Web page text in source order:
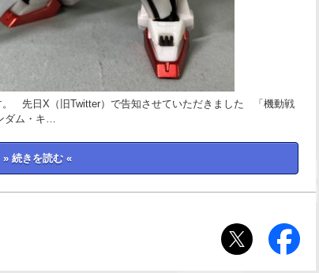
。 先日X（旧Twitter）で告知させていただきました 「機動戦
ム・キ…
» 続きを読む «